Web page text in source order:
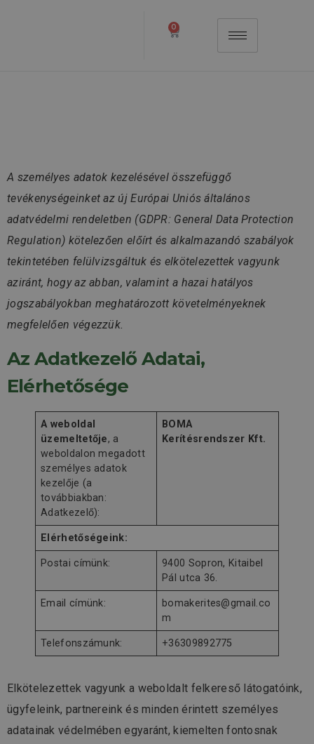
0
A személyes adatok kezelésével összefüggő
tevékenységeinket az új Európai Uniós általános
adatvédelmi rendeletben (GDPR: General Data Protection
Regulation) kötelezően előírt és alkalmazandó szabályok
tekintetében felülvizsgáltuk és elkötelezettek vagyunk
aziránt, hogy az abban, valamint a hazai hatályos
jogszabályokban meghatározott követelményeknek
megfelelően végezzük.
Az Adatkezelő Adatai,
Elérhetősége
A weboldal
üzemeltetője, a
weboldalon megadott
személyes adatok
kezelője (a
továbbiakban:
Adatkezelő):
BOMA
Kerítésrendszer Kft.
Elérhetőségeink:
Postai címünk:
9400 Sopron, Kitaibel
Pál utca 36.
Email címünk:
bomakerites@gmail.co
m
Telefonszámunk: +36309892775
Elkötelezettek vagyunk a weboldalt felkereső látogatóink,
ügyfeleink, partnereink és minden érintett személyes
adatainak védelmében egyaránt, kiemelten fontosnak